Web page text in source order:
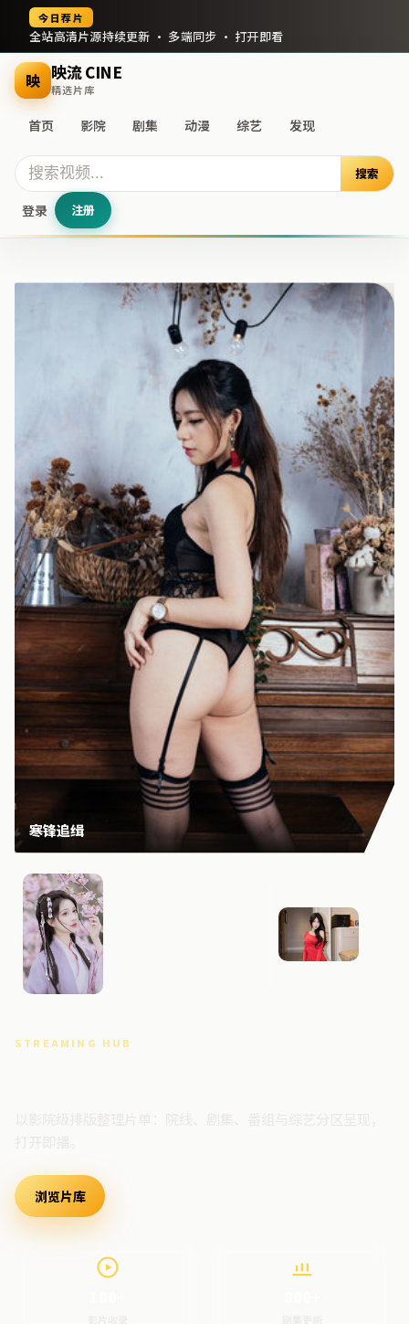
今日荐片
全站高清片源持续更新 · 多端同步 · 打开即看
映 映流 CINE
精选片库
首页 影院 剧集 动漫 综艺 发现
搜索
登录 注册
STREAMING HUB
浏览片库
寒锋追缉